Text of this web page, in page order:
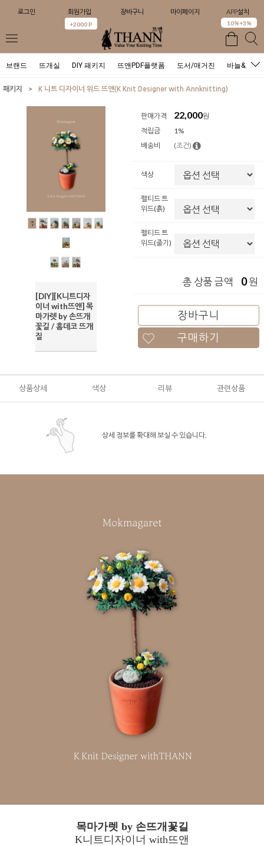
로그인 회원가입
+2000 P
장바구니 마이페이지 APP설치
10%+3%
브랜드 뜨개실 DIY 패키지 뜨앤PDF플랫폼 도서/매거진 바늘&도구
패키지 > K 니트 디자이너 위드 뜨앤(K Knit Designer with Annknitting)
[DIY][K니트디자
이너 with뜨앤] 목
마가렛 by 손뜨개
꽃길 / 홈데코 뜨개
질
판매가격 22,000원
적립금
1%
배송비
(조건)
색상
펠티드 트
위드(흙)
펠티드 트
위드(줄기)
총 상품 금액 0원
장바구니
구매하기
상품상세 색상 리뷰 관련상품
상세 정보를 확대해 보실 수 있습니다.
목마가렛 by 손뜨개꽃길
K니트디자이너 with뜨앤